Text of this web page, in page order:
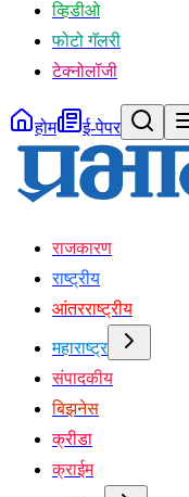
व्हिडीओ
फोटो गॅलरी
टेक्नोलॉजी
होम ई-पेपर
राजकारण
राष्ट्रीय
आंतरराष्ट्रीय
महाराष्ट्र
संपादकीय
बिझनेस
क्रीडा
क्राईम